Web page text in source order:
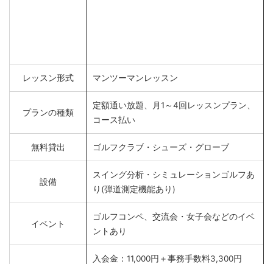
レッスン形式 マンツーマンレッスン
プランの種類
定額通い放題、月1～4回レッスンプラン、
コース払い
無料貸出 ゴルフクラブ・シューズ・グローブ
設備
スイング分析・シミュレーションゴルフあ
り(弾道測定機能あり)
イベント
ゴルフコンペ、交流会・女子会などのイベ
ントあり
入会金：11,000円＋事務手数料3,300円